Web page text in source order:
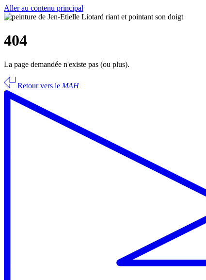
Aller au contenu principal
404
La page demandée n'existe pas (ou plus).
Retour vers le MAH